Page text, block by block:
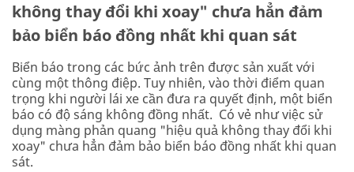
không thay đổi khi xoay" chưa hẳn đảm
bảo biển báo đồng nhất khi quan sát
Biển báo trong các bức ảnh trên được sản xuất với
cùng một thông điệp. Tuy nhiên, vào thời điểm quan
trọng khi người lái xe cần đưa ra quyết định, một biển
báo có độ sáng không đồng nhất. Có vẻ như việc sử
dụng màng phản quang "hiệu quả không thay đổi khi
xoay" chưa hẳn đảm bảo biển báo đồng nhất khi quan
sát.